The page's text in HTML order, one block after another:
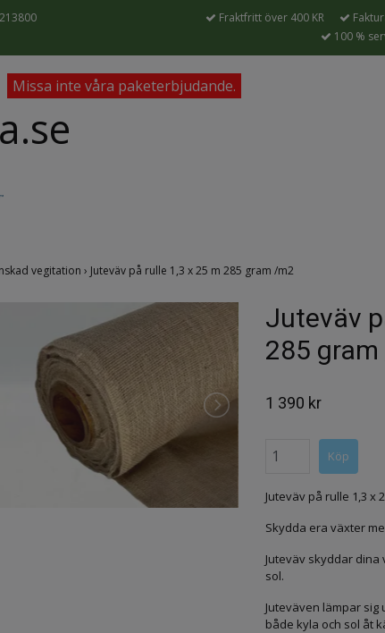
Fraktfritt över 400 KR
100 %
Missa inte våra paketerbjudande.
vegitation › Juteväv på rulle 1,3 x 25 m 285 gram /m2
Juteväv
285
1 390 kr
Juteväv på rulle 1,3 x
Skydda era växter
Juteväv skyddar
sol.
Juteväven lämpar
både kyla och sol åt